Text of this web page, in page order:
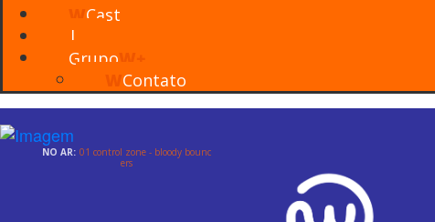
Cast
|
Grupo
Contato
NO AR: 01 control zone - bloody bounc
ers